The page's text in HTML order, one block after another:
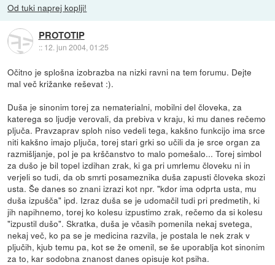
Od tuki naprej koplji!
PROTOTIP
:: 12. jun 2004, 01:25
Očitno je splošna izobrazba na nizki ravni na tem forumu. Dejte
mal več križanke reševat :).
Duša je sinonim torej za nematerialni, mobilni del človeka, za
katerega so ljudje verovali, da prebiva v kraju, ki mu danes rečemo
pljuča. Pravzaprav sploh niso vedeli tega, kakšno funkcijo ima srce
niti kakšno imajo pljuča, torej stari grki so učili da je srce organ za
razmišljanje, pol je pa krščanstvo to malo pomešalo... Torej simbol
za dušo je bil topel izdihan zrak, ki ga pri umrlemu človeku ni in
verjeli so tudi, da ob smrti posameznika duša zapusti človeka skozi
usta. Še danes so znani izrazi kot npr. "kdor ima odprta usta, mu
duša izpušča" ipd. Izraz duša se je udomačil tudi pri predmetih, ki
jih napihnemo, torej ko kolesu izpustimo zrak, rečemo da si kolesu
"izpustil dušo". Skratka, duša je včasih pomenila nekaj svetega,
nekaj več, ko pa se je medicina razvila, je postala le nek zrak v
pljučih, kjub temu pa, kot se že omenil, se še uporablja kot sinonim
za to, kar sodobna znanost danes opisuje kot psiha.